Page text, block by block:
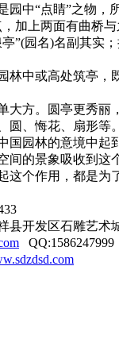
中“点睛”之物，
加上两面有曲桥
”(园名)名副其实
中或高处筑亭，
方。圆亭更秀丽
、悔花、扇形等
园林的意境中起
间的景象吸收到
这个作用，都是为
县开发区石雕艺术
QQ:1586247999